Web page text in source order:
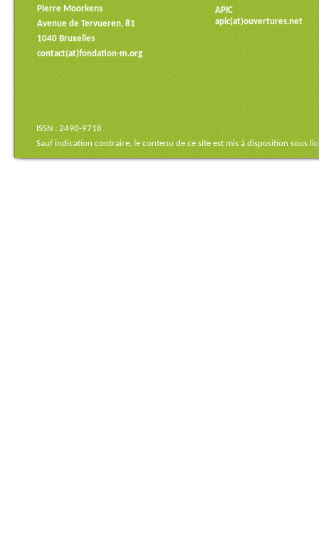
Pierre Moorkens
Avenue de Tervueren, 81
1040 Bruxelles
contact(at)fondation-m.org
APIC
apic(at)ouvertures.net
ISSN : 2490-9718
Sauf indication contraire, le contenu de ce site est mis à disposition sous